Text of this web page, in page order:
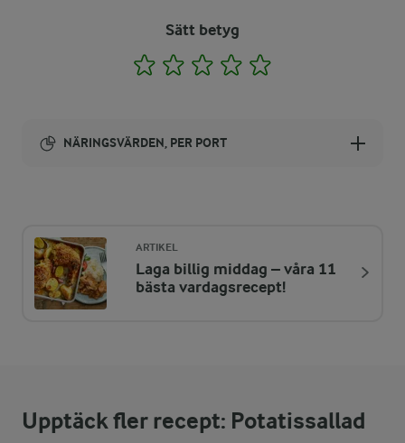
Sätt betyg
1 2 3 4
NÄRINGSVÄRDEN, PER PORT
ENERGIDISTRIBUTION %
NÄRINGSVÄRDEN PER PORT
Fett:
61,8 %
62,3 g
ARTIKEL
Laga billig middag – våra 11
bästa vardagsrecept!
Upptäck fler recept: Potatissallad